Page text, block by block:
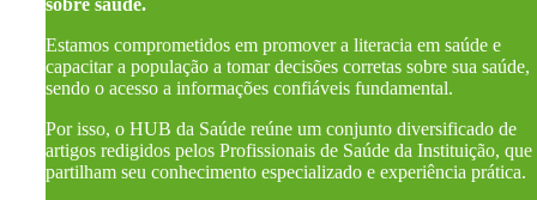
Estamos comprometidos em promover a literacia em saúde e
capacitar a população a tomar decisões corretas sobre sua saúde,
sendo o acesso a informações confiáveis fundamental.
Por isso, o HUB da Saúde reúne um conjunto diversificado de
artigos redigidos pelos Profissionais de Saúde da Instituição, que
partilham seu conhecimento especializado e experiência prática.